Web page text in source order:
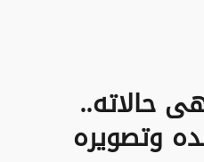
حالاته..
وتصويره